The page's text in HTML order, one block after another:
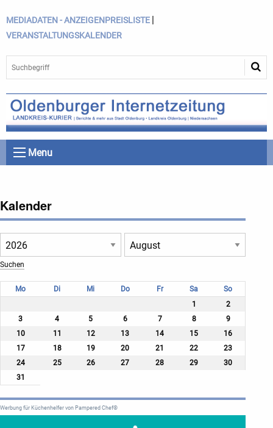
MEDIADATEN - ANZEIGENPREISLISTE |
VERANSTALTUNGSKALENDER
Menu
Kalender
Mo Di Mi Do Fr Sa
So
1
2
3
4 5 6 7 8
9
10
11 12 13 14 15
16
17
18 19 20 21 22
23
24
25 26 27 28 29
30
31
Werbung für Küchenhelfer von Pampered Chef®